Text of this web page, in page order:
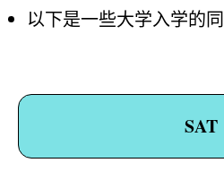
以下是一些大学入学的同
SAT